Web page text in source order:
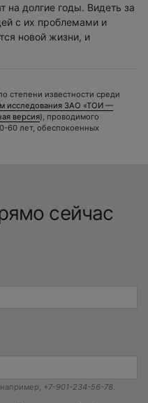
на долгие годы. Видеть за
с их проблемами и
новой жизни, и
степени известности среди
исследования ЗАО «ТОИ —
версия), проводимого
60 лет, обеспокоенных
сейчас
+7-901-234-56-78.